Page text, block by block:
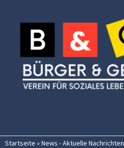
Inhalt
springen
Startseite » News - Aktuelle Nachrichten